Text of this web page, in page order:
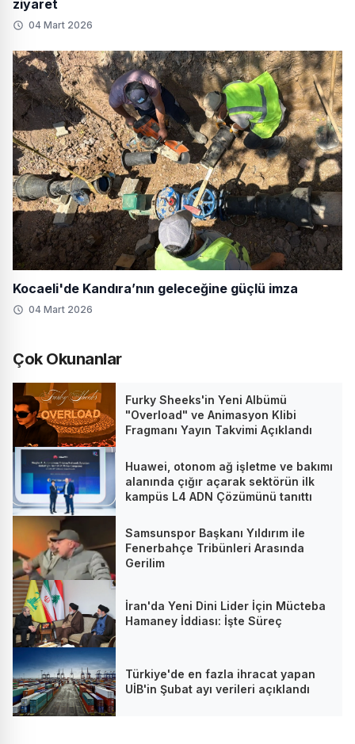
ziyaret
04 Mart 2026
Kocaeli'de Kandıra’nın geleceğine güçlü imza
04 Mart 2026
Çok Okunanlar
Furky Sheeks'in Yeni Albümü
"Overload" ve Animasyon Klibi
Fragmanı Yayın Takvimi Açıklandı
Huawei, otonom ağ işletme ve bakımı
alanında çığır açarak sektörün ilk
kampüs L4 ADN Çözümünü tanıttı
Samsunspor Başkanı Yıldırım ile
Fenerbahçe Tribünleri Arasında
Gerilim
İran'da Yeni Dini Lider İçin Mücteba
Hamaney İddiası: İşte Süreç
Türkiye'de en fazla ihracat yapan
UİB'in Şubat ayı verileri açıklandı